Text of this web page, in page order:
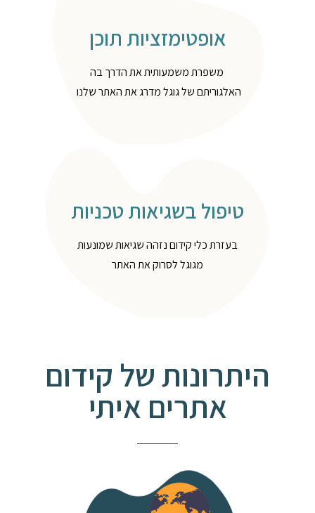
אופטימזציות תוכן
משפרת משמעותית את הדרך בה
האלגוריתם של גוגל מדרג את האתר שלנו
טיפול בשגיאות טכניות
בעזרת כלי קידום נזהה שגיאות שמונעות
מגוגל לסרוק את האתר
היתרונות של קידום
אתרים איתי